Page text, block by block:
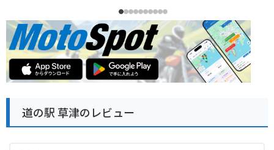
道の駅 草津のレビュー